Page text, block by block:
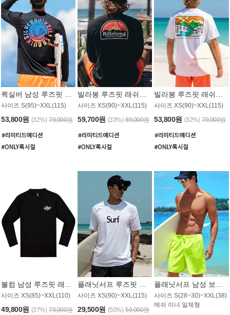
사이즈 S(95)~XXL(115)
53,800원 (32%) 79,000원
사이즈 XS(90)~XXL(115)
59,700원 (33%) 89,000원
사이즈 XS(90)~XXL(115)
53,800원 (32%) 79,000원
사이즈 XS(85)~XXL(110)
49,800원 (37%) 79,000원
사이즈 XS(90)~XXL(115)
29,500원 (50%) 59,000원
사이즈 S(28~30)~XXL(38)
메쉬 이너 일체형